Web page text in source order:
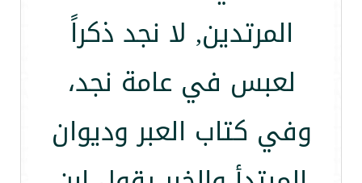
المرتدين, لا نجد ذكراً
لعبس في عامة نجد،
وفي كتاب العبر وديوان